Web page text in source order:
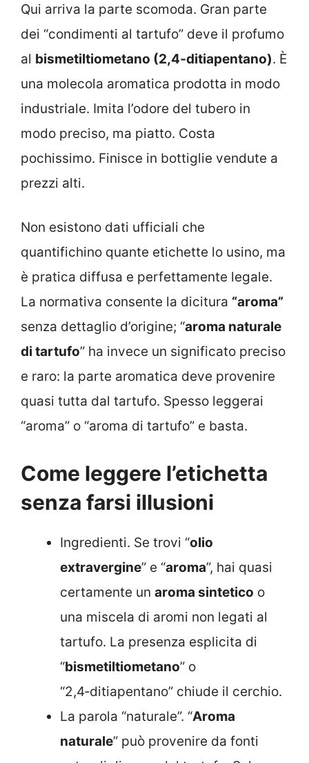
Qui arriva la parte scomoda. Gran parte
dei “condimenti al tartufo” deve il profumo
al bismetiltiometano (2,4‑ditiapentano). È
una molecola aromatica prodotta in modo
industriale. Imita l’odore del tubero in
modo preciso, ma piatto. Costa
pochissimo. Finisce in bottiglie vendute a
prezzi alti.
Non esistono dati ufficiali che
quantifichino quante etichette lo usino, ma
è pratica diffusa e perfettamente legale.
La normativa consente la dicitura “aroma”
senza dettaglio d’origine; “aroma naturale
di tartufo” ha invece un significato preciso
e raro: la parte aromatica deve provenire
quasi tutta dal tartufo. Spesso leggerai
“aroma” o “aroma di tartufo” e basta.
Come leggere l’etichetta
senza farsi illusioni
Ingredienti. Se trovi “olio
extravergine” e “aroma”, hai quasi
certamente un aroma sintetico o
una miscela di aromi non legati al
tartufo. La presenza esplicita di
“bismetiltiometano” o
“2,4‑ditiapentano” chiude il cerchio.
La parola “naturale”. “Aroma
naturale” può provenire da fonti